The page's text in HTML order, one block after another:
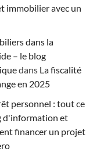
immobilier avec un
dans la
– le blog
dans La fiscalité
en 2025
personnel : tout ce
d'information et
financer un projet